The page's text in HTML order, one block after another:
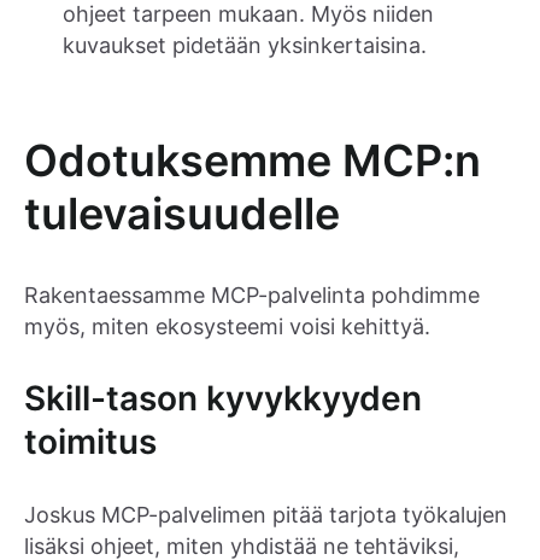
ohjeet tarpeen mukaan. Myös niiden
kuvaukset pidetään yksinkertaisina.
Odotuksemme MCP:n
tulevaisuudelle
Rakentaessamme MCP-palvelinta pohdimme
myös, miten ekosysteemi voisi kehittyä.
Skill-tason kyvykkyyden
toimitus
Joskus MCP-palvelimen pitää tarjota työkalujen
lisäksi ohjeet, miten yhdistää ne tehtäviksi,